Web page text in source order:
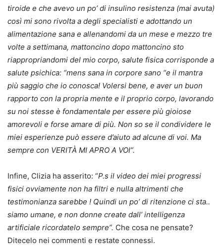
tiroide e che avevo un po’ di insulino resistenza (mai avuta)
così mi sono rivolta a degli specialisti e adottando un
alimentazione sana e allenandomi da un mese e mezzo tre
volte a settimana, mattoncino dopo mattoncino sto
riappropriandomi del mio corpo, salute fisica corrisponde a
salute psichica: “mens sana in corpore sano “e il mantra
più saggio che io conosca! Volersi bene, e aver un buon
rapporto con la propria mente e il proprio corpo, lavorando
su noi stesse è fondamentale per essere più gioiose
amorevoli e forse amare di più. Non so se il condividere le
miei esperienze può essere d’aiuto ad alcune di voi. Ma
sempre con VERITÀ MI APRO A VOI”.
Infine, Clizia ha asserito: “P.s il video dei miei progressi
fisici ovviamente non ha filtri e nulla altrimenti che
testimonianza sarebbe ! Quindi un po’ di ritenzione ci sta..
siamo umane, e non donne create dall’ intelligenza
artificiale ricordatelo sempre”. Che cosa ne pensate?
Ditecelo nei commenti e restate connessi.